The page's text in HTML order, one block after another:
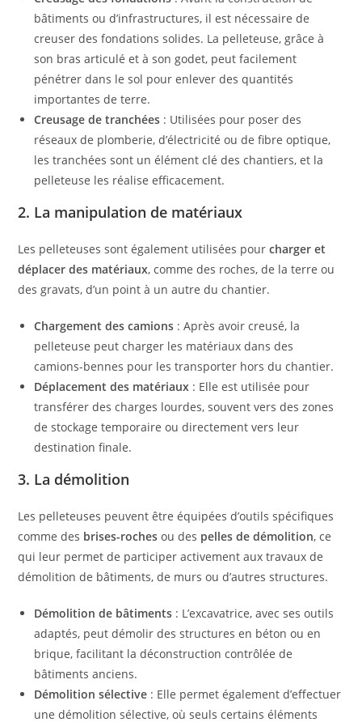
bâtiments ou d’infrastructures, il est nécessaire de
creuser des fondations solides. La pelleteuse, grâce à
son bras articulé et à son godet, peut facilement
pénétrer dans le sol pour enlever des quantités
importantes de terre.
Creusage de tranchées : Utilisées pour poser des
réseaux de plomberie, d’électricité ou de fibre optique,
les tranchées sont un élément clé des chantiers, et la
pelleteuse les réalise efficacement.
2. La manipulation de matériaux
Les pelleteuses sont également utilisées pourcharger et
déplacer des matériaux, comme des roches, de la terre ou
des gravats, d’un point à un autre du chantier.
Chargement des camions : Après avoir creusé, la
pelleteuse peut charger les matériaux dans des
camions-bennes pour les transporter hors du chantier.
Déplacement des matériaux : Elle est utilisée pour
transférer des charges lourdes, souvent vers des zones
de stockage temporaire ou directement vers leur
destination finale.
3. La démolition
Les pelleteuses peuvent être équipées d’outils spécifiques
comme des brises-roches ou des pelles de démolition, ce
qui leur permet de participer activement aux travaux de
démolition de bâtiments, de murs ou d’autres structures.
Démolition de bâtiments : L’excavatrice, avec ses outils
adaptés, peut démolir des structures en béton ou en
brique, facilitant la déconstruction contrôlée de
bâtiments anciens.
Démolition sélective : Elle permet également d’effectuer
une démolition sélective, où seuls certains éléments